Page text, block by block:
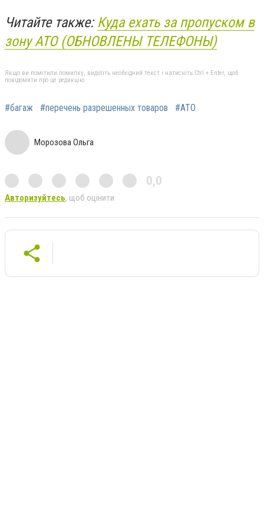
Читайте также: Куда ехать за пропуском в
зону АТО (ОБНОВЛЕНЫ ТЕЛЕФОНЫ)
Якщо ви помітили помилку, виділіть необхідний текст і натисніть Ctrl + Enter, щоб
повідомити про це редакцію
#багаж #перечень разрешенных товаров #АТО
Морозова Ольга
0,0
Авторизуйтесь, щоб оцінити